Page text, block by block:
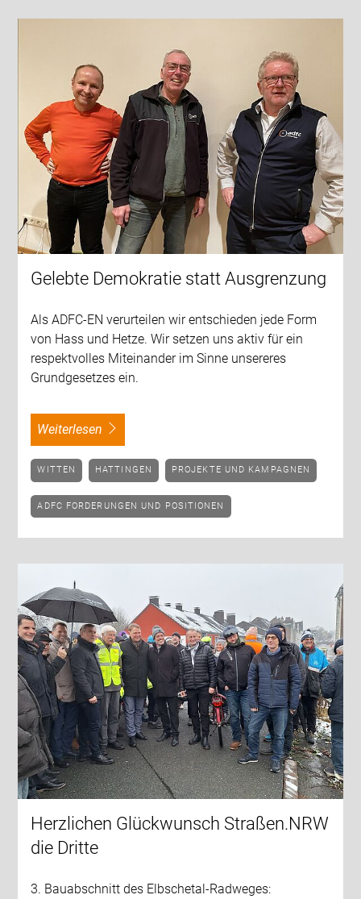
Gelebte Demokratie statt Ausgrenzung
Als ADFC-EN verurteilen wir entschieden jede Form
von Hass und Hetze. Wir setzen uns aktiv für ein
respektvolles Miteinander im Sinne unsereres
Grundgesetzes ein.
weiterlesen
WITTEN HATTINGEN PROJEKTE UND KAMPAGNEN
ADFC FORDERUNGEN UND POSITIONEN
Herzlichen Glückwunsch Straßen.NRW
die Dritte
3. Bauabschnitt des Elbschetal-Radweges: